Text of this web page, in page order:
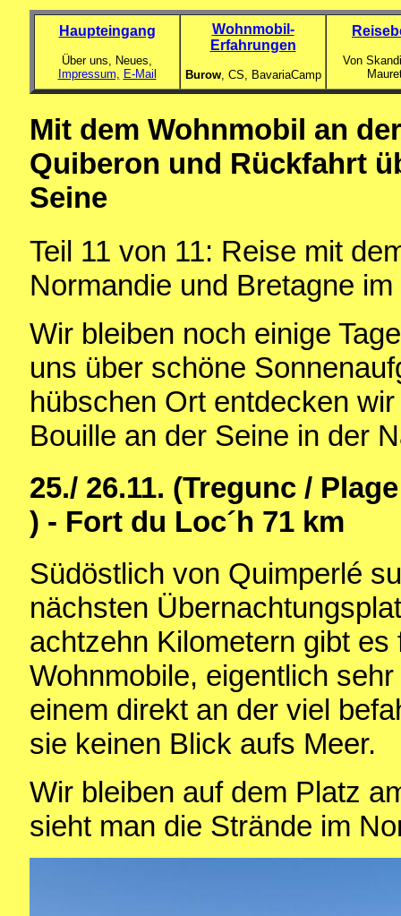
Haupteingang
Über uns, Neues,
Impressum, E-Mail
Wohnmobil-
Erfahrungen
Burow, CS, BavariaCamp
Von
Mit dem Wohnmobil an
Quiberon und Rückfahrt
Seine
Teil 11 von 11: Reise mit
Normandie und Bretagne
Wir bleiben noch einige
uns über schöne
hübschen Ort entdecken
Bouille an der Seine in der
25./ 26.11. (Tregunc /
) - Fort du Loc´h 71 km
Südöstlich von Quimperlé
nächsten
achtzehn Kilometern gibt
Wohnmobile, eigentlich
einem direkt an der viel
sie keinen Blick aufs Meer.
Wir bleiben auf dem Platz
sieht man die Strände im